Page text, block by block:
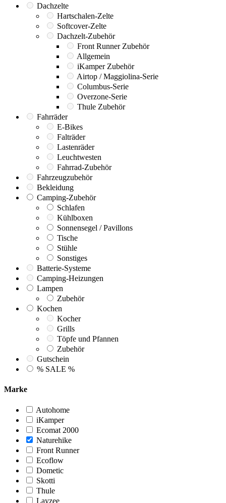
Dachzelte
Hartschalen-Zelte
Softcover-Zelte
Dachzelt-Zubehör
Front Runner Zubehör
Allgemein
iKamper Zubehör
Airtop / Maggiolina-Serie
Columbus-Serie
Overzone-Serie
Thule Zubehör
Fahrräder
E-Bikes
Falträder
Lastenräder
Leuchtwesten
Fahrrad-Zubehör
Fahrzeugzubehör
Bekleidung
Camping-Zubehör
Schlafen
Kühlboxen
Sonnensegel / Pavillons
Tische
Stühle
Sonstiges
Batterie-Systeme
Camping-Heizungen
Lampen
Zubehör
Kochen
Kocher
Grills
Töpfe und Pfannen
Zubehör
Gutschein
% SALE %
Marke
Autohome
iKamper
Ecomat 2000
Naturehike
Front Runner
Ecoflow
Dometic
Skotti
Thule
Layzee